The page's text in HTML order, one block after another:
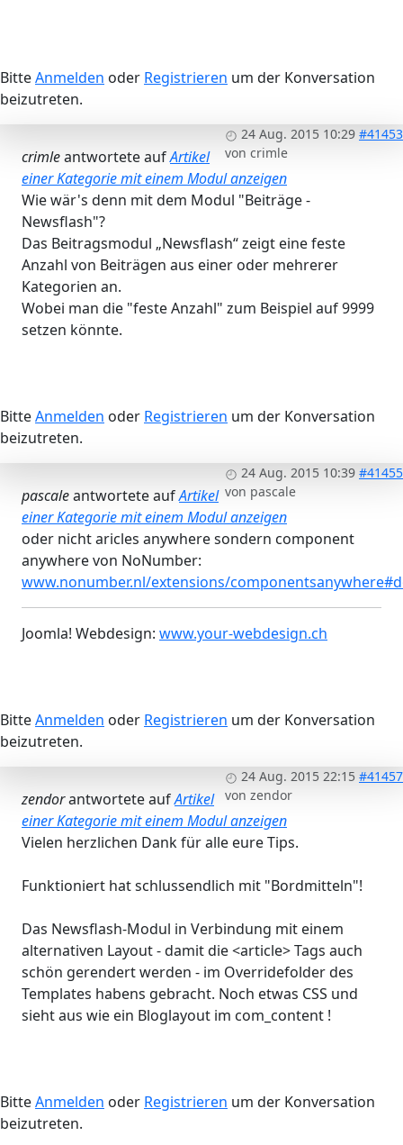
BitteAnmelden oder Registrieren um der Konversation
beizutreten.
24 Aug. 2015 10:29 #41453
von crimle
crimleantwortete aufArtikel
einer Kategorie mit einem Modul anzeigen
Wie wär's denn mit dem Modul "Beiträge -
Newsflash"?
Das Beitragsmodul „Newsflash“ zeigt eine feste
Anzahl von Beiträgen aus einer oder mehrerer
Kategorien an.
Wobei man die "feste Anzahl" zum Beispiel auf 9999
setzen könnte.
BitteAnmelden oder Registrieren um der Konversation
beizutreten.
24 Aug. 2015 10:39 #41455
von pascale
pascaleantwortete aufArtikel
einer Kategorie mit einem Modul anzeigen
oder nicht aricles anywhere sondern component
anywhere von NoNumber:
www.nonumber.nl/extensions/
Joomla! Webdesign: www.your-webdesign.ch
BitteAnmelden oder Registrieren um der Konversation
beizutreten.
24 Aug. 2015 22:15 #41457
von zendor
zendorantwortete aufArtikel
einer Kategorie mit einem Modul anzeigen
Vielen herzlichen Dank für alle eure Tips.
Funktioniert hat schlussendlich mit "Bordmitteln"!
Das Newsflash-Modul in Verbindung mit einem
alternativen Layout - damit die <article> Tags auch
schön gerendert werden - im Overridefolder des
Templates habens gebracht. Noch etwas CSS und
sieht aus wie ein Bloglayout im com_content !
BitteAnmelden oder Registrieren um der Konversation
beizutreten.